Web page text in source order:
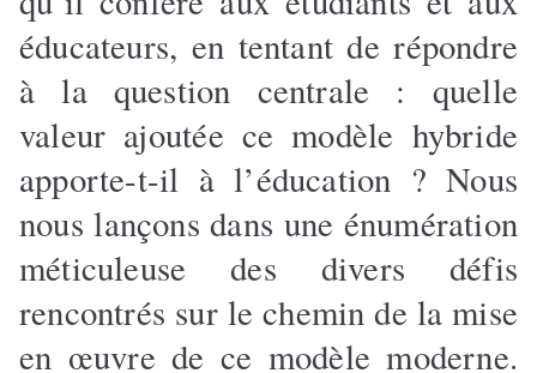
éducateurs, en tentant de répondre
à la question centrale : quelle
valeur ajoutée ce modèle hybride
apporte-t-il à l’éducation ? Nous
nous lançons dans une énumération
méticuleuse des divers défis
rencontrés sur le chemin de la mise
en œuvre de ce modèle moderne.